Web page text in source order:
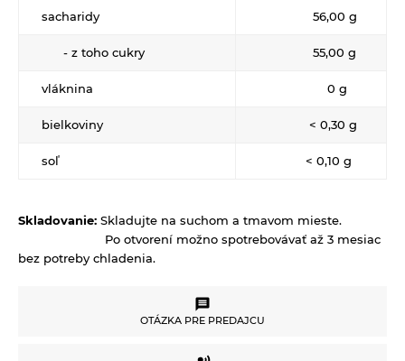
sacharidy 56,00 g
- z toho cukry 55,00 g
vláknina 0 g
bielkoviny < 0,30 g
soľ < 0,10 g
Skladovanie: Skladujte na suchom a tmavom mieste.
Po otvorení možno spotrebovávať až 3 mesiac
bez potreby chladenia.
OTÁZKA PRE PREDAJCU